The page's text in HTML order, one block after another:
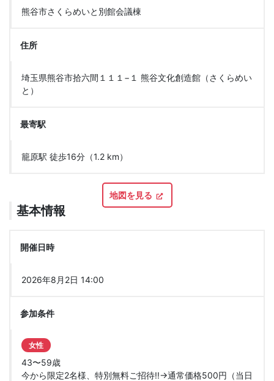
熊谷市さくらめいと別館会議棟
住所
埼玉県熊谷市拾六間１１１−１ 熊谷文化創造館（さくらめい
と）
最寄駅
籠原駅 徒歩16分（1.2 km）
地図を見る
基本情報
開催日時
2026年8月2日 14:00
参加条件
女性
43〜59歳
今から限定2名様、特別無料ご招待!!→通常価格500円（当日